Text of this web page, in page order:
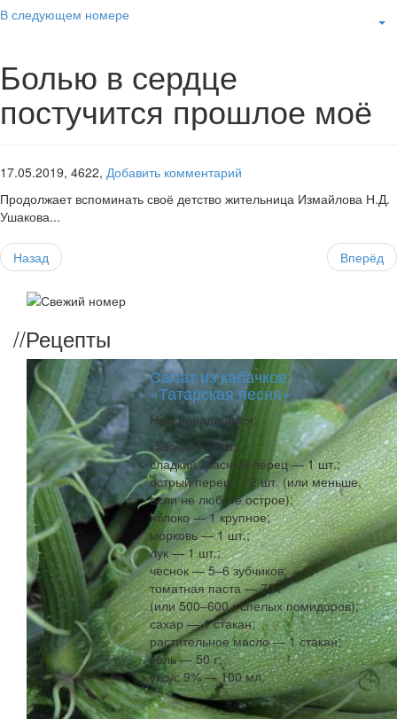
В следующем номере
Болью в сердце
постучится прошлое моё
17.05.2019, 4622, Добавить комментарий
Продолжает вспоминать своё детство жительница Измайлова Н.Д.
Ушакова...
Назад Вперёд
//Рецепты
Салат из кабачков
«Татарская песня»
Нам понадобится:
кабачки — 2 кг;
сладкий красный перец — 1 шт.;
острый перец — 2 шт. (или меньше,
если не любите острое);
яблоко — 1 крупное;
морковь — 1 шт.;
лук — 1 шт.;
чеснок — 5–6 зубчиков;
томатная паста — 70 г
(или 500–600 г спелых помидоров);
сахар — 1 стакан;
растительное масло — 1 стакан;
соль — 50 г;
уксус 9% — 100 мл.